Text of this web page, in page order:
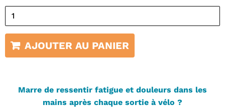
AJOUTER AU PANIER
Marre de ressentir fatigue et douleurs dans les
mains après chaque sortie à vélo ?